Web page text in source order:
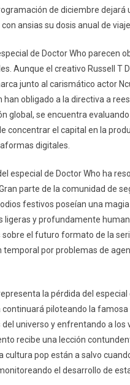
de diciembre dejará
ansias su dosis anual de
de Doctor Who parecen
Aunque el creativo Russell T
junto al carismático actor
obligado a la directiva a
global, se encuentra
concentrar el capital en la
digitales.
especial de Doctor Who ha
parte de la comunidad de
festivos poseían una
y profundamente
el futuro formato de la
por problemas de
la pérdida del
piloteando la
universo y enfrentando a los
recibe una lección
cultura pop están a salvo
el desarrollo de